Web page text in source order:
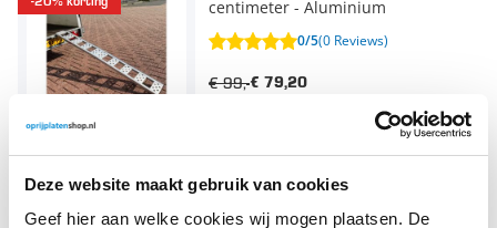
Deze website maakt gebruik van cookies
Geef hier aan welke cookies wij mogen plaatsen. De
centimeter - Aluminium
0/5(0 Reviews)
€ 79,20
€ 99,-
-20% korting
- 1.5 ton